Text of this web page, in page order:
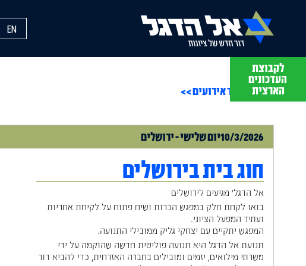
תסבירו לי
עם מתן יפה
לקבוצת
העדכונים
הארצית
EN
חזרה לעמוד אירועים >>
10/3/2026יוםשלישי-ירושלים
חוג בית בירושלים
אל הדגל' מגיעים לירושלים
בואו לקחת חלק במפגש הכרות ושיח פתוח על לקיחת אחריות
ועתיד המפעל הציוני.
המפגש יתקיים עם יצחקי גליק ממובילי התנועה.
תנועת אל הדגל היא תנועה פוליטית חדשה שהוקמה על ידי
משרתי מילואים, יזמים ומובילים בחברה האזרחית, כדי להביא דור